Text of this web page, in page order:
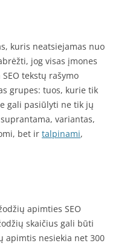
kuris neatsiejamas nuo
jog visas įmones
tekstų rašymo
grupes: tuos, kurie tik
gali pasiūlyti ne tik jų
variantas,
bet ir talpinami,
apimties SEO
skaičius gali būti
apimtis nesiekia net 300